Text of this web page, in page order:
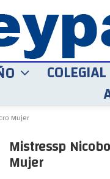
COLEGIAL
Mujer
Mistressp
Mujer